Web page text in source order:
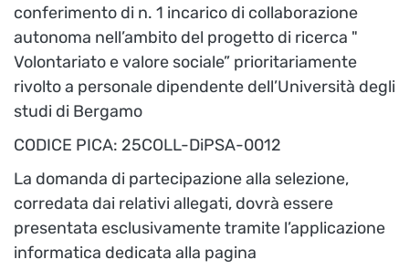
conferimento di n. 1 incarico di collaborazione
autonoma nell’ambito del progetto di ricerca "
Volontariato e valore sociale” prioritariamente
rivolto a personale dipendente dell’Università degli
studi di Bergamo
CODICE PICA: 25COLL-DiPSA-0012
La domanda di partecipazione alla selezione,
corredata dai relativi allegati, dovrà essere
presentata esclusivamente tramite l’applicazione
informatica dedicata alla pagina